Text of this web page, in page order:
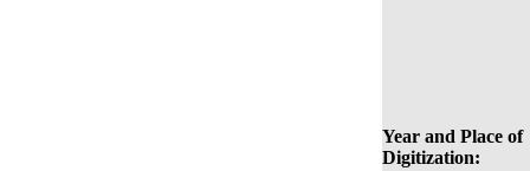
Year and Place of
Digitization: